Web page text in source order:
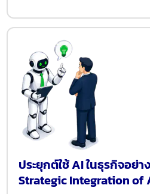
ประยุกต์ใช้ AI ในธุรกิจอย่
Strategic Integration of